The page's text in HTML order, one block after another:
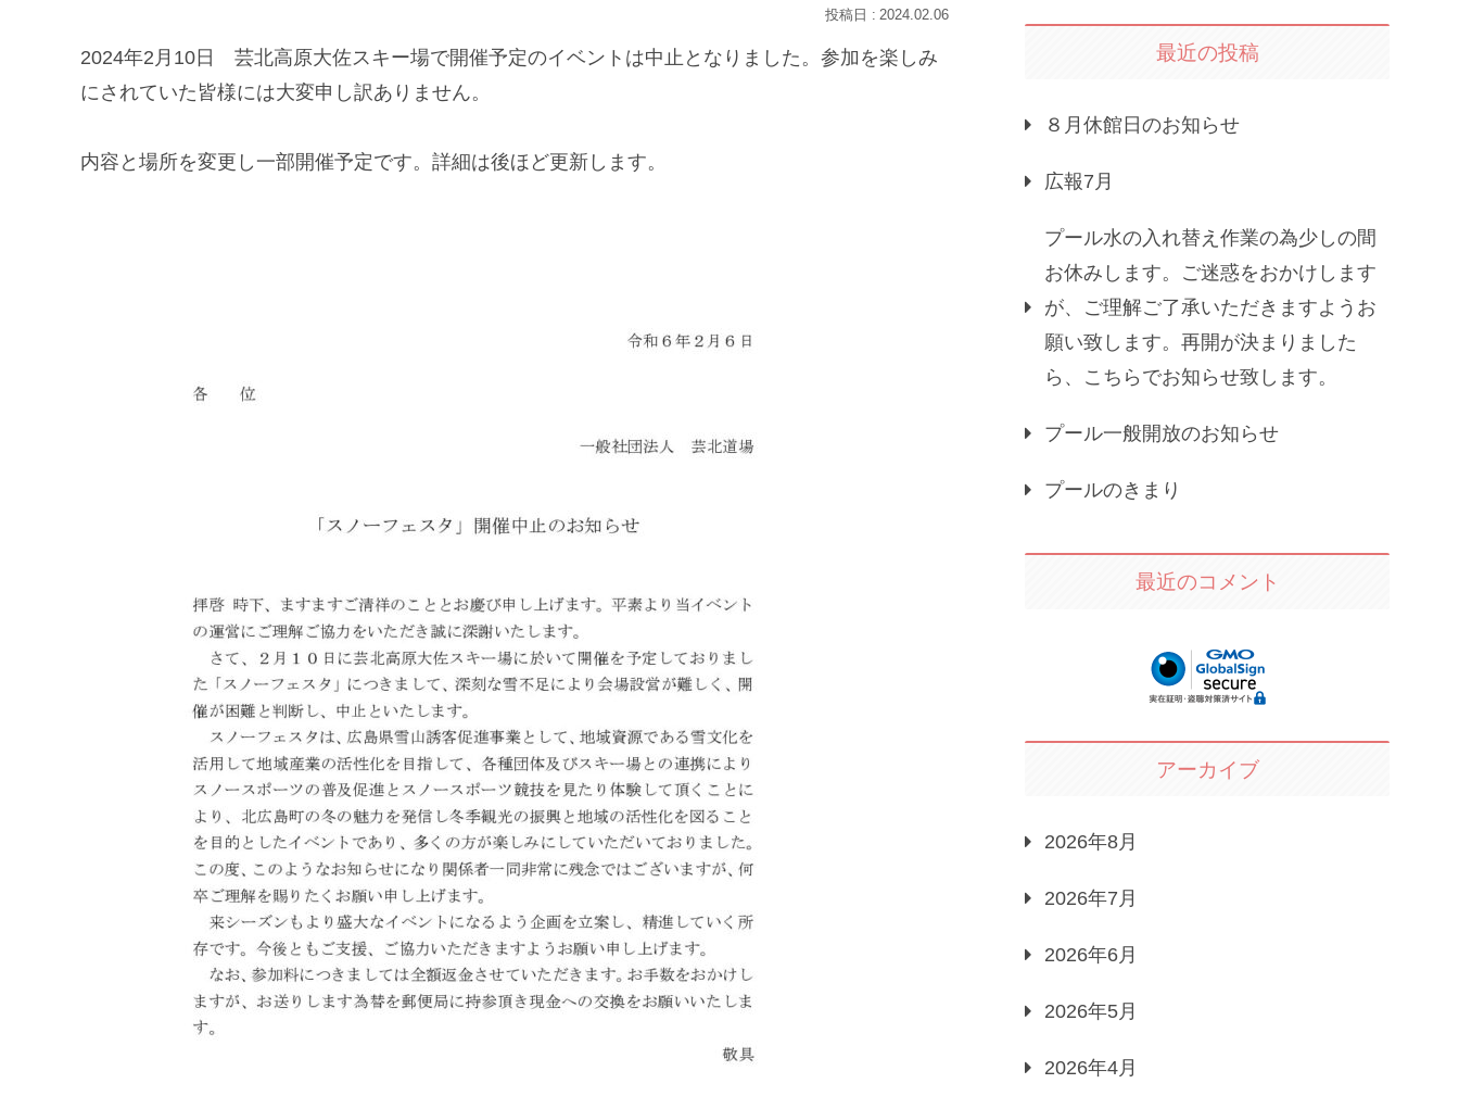
2024.02.06
2024年2月10日 芸北高原大佐スキー場で開催予定のイベントは中止となりました。参加を楽しみ
にされていた皆様には大変申し訳ありません。
内容と場所を変更し一部開催予定です。詳細は後ほど更新します。
最近の投稿
８月休館日のお知らせ
広報7月
プール水の入れ替え作業の為少しの間
お休みします。ご迷惑をおかけします
が、ご理解ご了承いただきますようお
願い致します。再開が決まりました
ら、こちらでお知らせ致します。
プール一般開放のお知らせ
プールのきまり
最近のコメント
アーカイブ
2026年8月
2026年7月
2026年6月
2026年5月
2026年4月